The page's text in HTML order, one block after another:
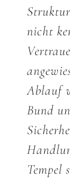
nicht
Ablauf
Bund
Tempel